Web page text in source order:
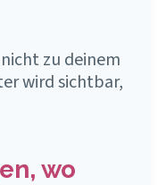
zu deinem
wird sichtbar,
wo